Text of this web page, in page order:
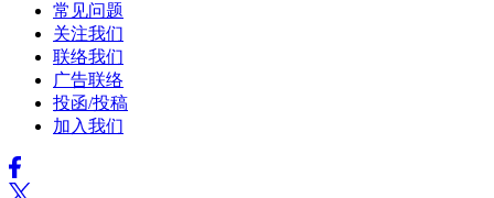
常见问题
关注我们
联络我们
广告联络
投函/投稿
加入我们